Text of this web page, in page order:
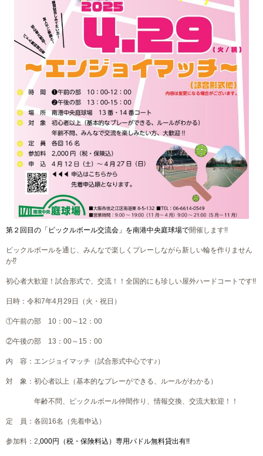
第２回目の「ピックルボール交流会」を南港中央庭球場で開催します!!
ピックルボールを通じ、みんなで楽しくプレーしながら新しい輪を作りません
か⁉
初心者大歓迎！試合形式で、交流！！全国的にも珍しい屋外ハードコートです!!
日時：令和7年4月29日（火・祝日）
①午前の部 10：00～12：00
②午後の部 13：00～15：00
内 容：エンジョイマッチ（試合形式中心です♪）
対 象：初心者以上（基本的なプレーができる、ルールがわかる）
年齢不問、ピックルボール仲間作り、情報交換、交流大歓迎！！
定 員：各回16名（先着申込）
参加料：2 ,000円（税・保険料込）専用パドル無料貸出有!!